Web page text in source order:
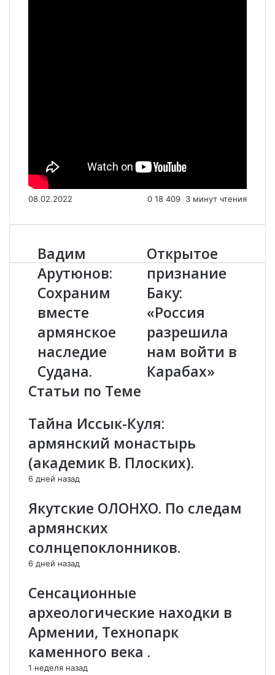
08.02.2022 0 18 409 3 минут чтения
В
а
д
и
м
А
у
т
ю
н
о
С
о
р
а
и
в
м
е
а
р
м
я
Вадим
Арутюнов:
Сохраним
вместе
армянское
наследие
Судана.
О
т
к
р
ы
т
е
п
р
и
н
и
Б
у
Р
я
а
Открытое
признание
Баку:
«Россия
разрешила
нам войти в
Карабах»
Статьи по Теме
Тайна Иссык-Куля:
армянский монастырь
(академик В. Плоских).
6 дней назад
Якутские ОЛОНХО. По следам
армянских
солнцепоклонников.
6 дней назад
Сенсационные
археологические находки в
Армении, Технопарк
каменного века .
1 неделя назад